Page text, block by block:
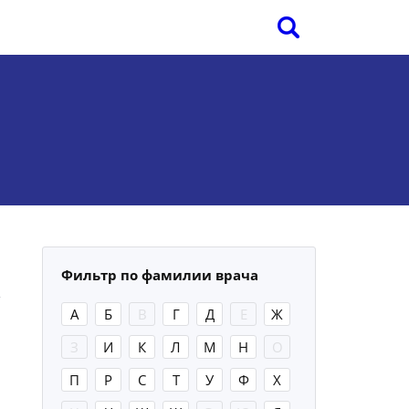
Фильтр по фамилии врача
А Б В Г Д Е
Ж
З
И К Л М Н
О
П
Р С Т У Ф
Х